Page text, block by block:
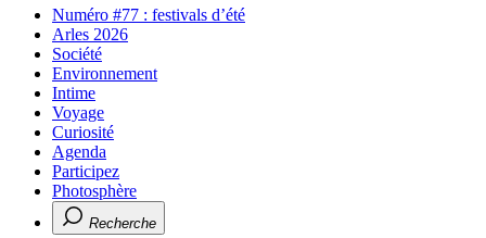
Numéro #77 : festivals d’été
Arles 2026
Société
Environnement
Intime
Voyage
Curiosité
Agenda
Participez
Photosphère
Recherche